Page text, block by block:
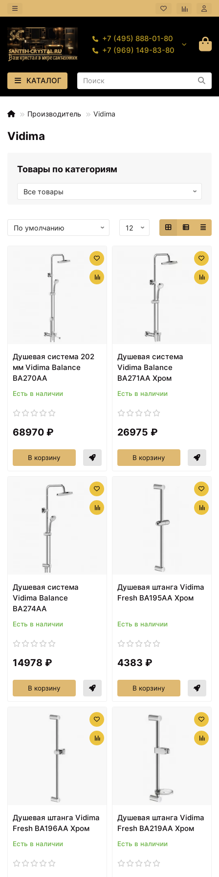
+7 (495) 888-01-80
+7 (969) 149-83-80
КАТАЛОГ
Производитель Vidima
Vidima
Товары по категориям
Душевая система 202
мм Vidima Balance
BA270AA
Есть в наличии
68970 ₽
В корзину
Душевая система
Vidima Balance
BA271AA Хром
Есть в наличии
26975 ₽
В корзину
Душевая система
Vidima Balance
BA274AA
Есть в наличии
14978 ₽
В корзину
Душевая штанга Vidima
Fresh BA195AA Хром
Есть в наличии
4383 ₽
В корзину
Душевая штанга Vidima
Fresh BA196AA Хром
Есть в наличии
Душевая штанга Vidima
Fresh BA219AA Хром
Есть в наличии